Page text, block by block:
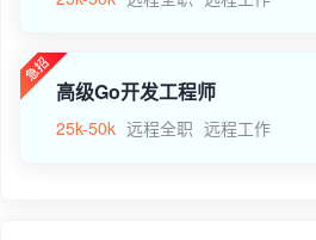
高级Go开发工程师
25k-50k 远程全职 远程工作